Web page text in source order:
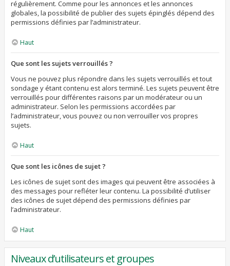
régulièrement. Comme pour les annonces et les annonces
globales, la possibilité de publier des sujets épinglés dépend des
permissions définies par l’administrateur.
Haut
Que sont les sujets verrouillés ?
Vous ne pouvez plus répondre dans les sujets verrouillés et tout
sondage y étant contenu est alors terminé. Les sujets peuvent être
verrouillés pour différentes raisons par un modérateur ou un
administrateur. Selon les permissions accordées par
l’administrateur, vous pouvez ou non verrouiller vos propres
sujets.
Haut
Que sont les icônes de sujet ?
Les icônes de sujet sont des images qui peuvent être associées à
des messages pour refléter leur contenu. La possibilité d’utiliser
des icônes de sujet dépend des permissions définies par
l’administrateur.
Haut
Niveaux d’utilisateurs et groupes